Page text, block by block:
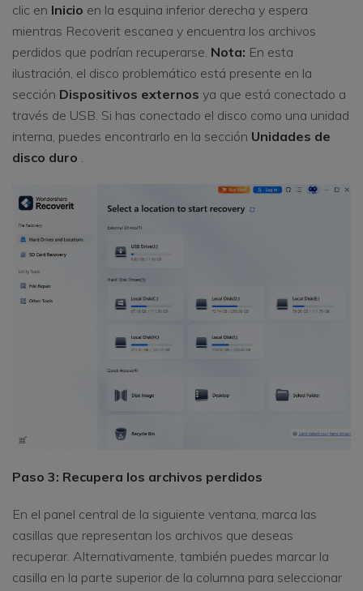
clic en Inicio en la esquina inferior derecha y espera
mientras Recoverit escanea y encuentra los archivos
perdidos que podrían recuperarse. Nota: En esta
ilustración, el disco problemático está presente en la
sección Dispositivos externos ya que está conectado a
través de USB. Si has conectado el disco como una unidad
interna, puedes encontrarlo en la sección Unidades de
disco duro
Paso 3: Recupera los archivos perdidos
En el panel central de la siguiente ventana, marca las
casillas que representan los archivos que deseas
recuperar. Alternativamente, también puedes marcar la
casilla en la parte superior de la columna para seleccionar